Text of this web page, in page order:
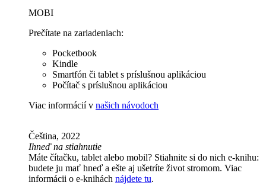
MOBI
Prečítate na zariadeniach:
Pocketbook
Kindle
Smartfón či tablet s príslušnou aplikáciou
Počítač s príslušnou aplikáciou
Viac informácií v našich návodoch
Čeština, 2022
Ihneď na stiahnutie
Máte čítačku, tablet alebo mobil? Stiahnite si do nich e-knihu:
budete ju mať hneď a ešte aj ušetríte život stromom. Viac
informácii o e-knihách nájdete tu.